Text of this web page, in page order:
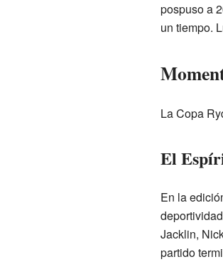
pospuso a
un tiempo.
La Copa
El
En la
Jacklin,
partido